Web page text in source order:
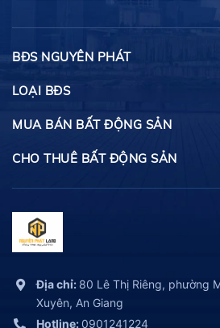
BĐS NGUYÊN PHÁT
LOẠI BĐS
MUA BÁN BẤT ĐỘNG SẢN
CHO THUÊ BẤT ĐỘNG SẢN
Địa chỉ: 80 Lê Thị Riêng, phường
Xuyên, An Giang
Hotline: 0901241224